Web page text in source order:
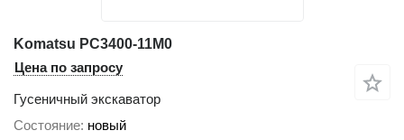
Komatsu PC3400-11M0
Цена по запросу
Гусеничный экскаватор
Состояние новый